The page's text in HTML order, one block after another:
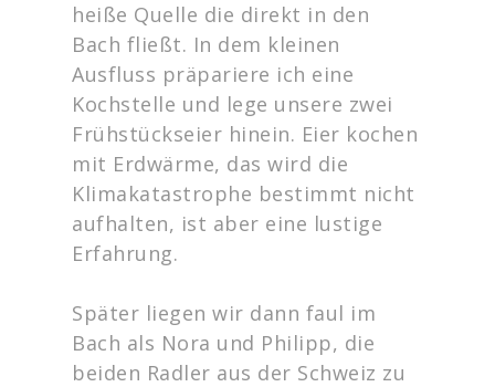
heiße Quelle die direkt in den
Bach fließt. In dem kleinen
Ausfluss präpariere ich eine
Kochstelle und lege unsere zwei
Frühstückseier hinein. Eier kochen
mit Erdwärme, das wird die
Klimakatastrophe bestimmt nicht
aufhalten, ist aber eine lustige
Erfahrung.
Später liegen wir dann faul im
Bach als Nora und Philipp, die
beiden Radler aus der Schweiz zu